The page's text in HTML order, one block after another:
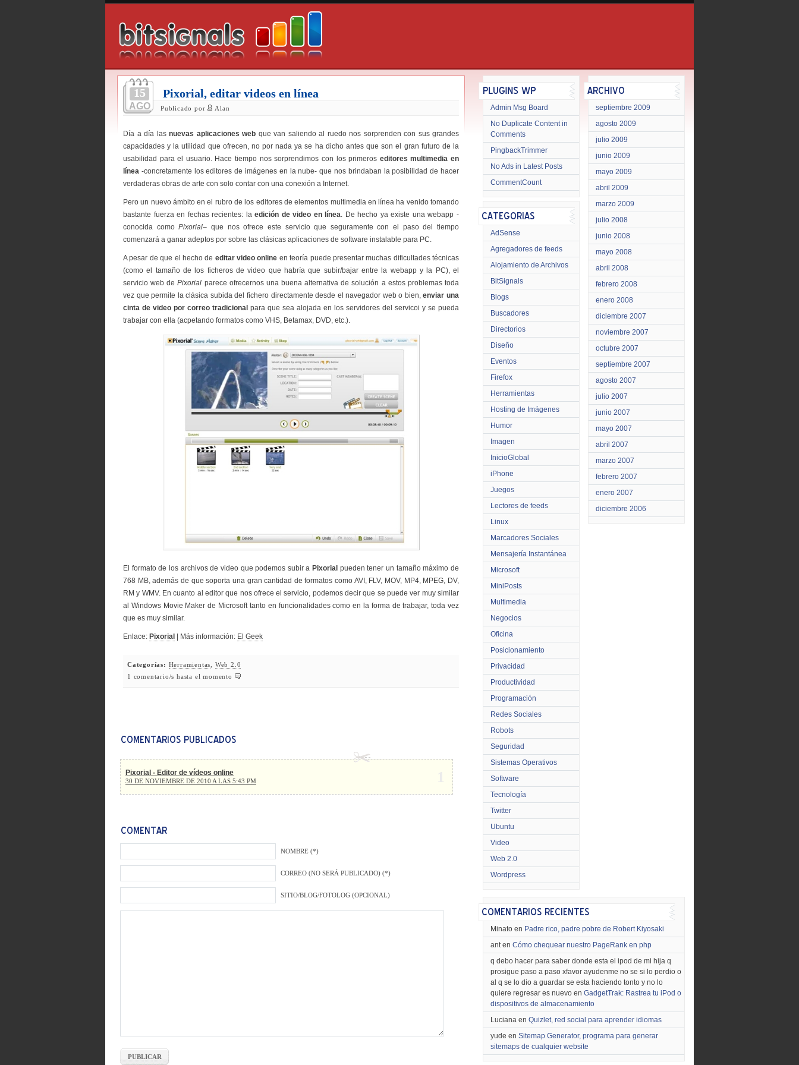
15
AGO
Pixorial, editar videos en línea
Publicado por Alan
Día a día las nuevas aplicaciones web que van saliendo al ruedo nos sorprenden con sus grandes
capacidades y la utilidad que ofrecen, no por nada ya se ha dicho antes que son el gran futuro de la
usabilidad para el usuario. Hace tiempo nos sorprendimos con los primeros editores multimedia en
línea -concretamente los editores de imágenes en la nube- que nos brindaban la posibilidad de hacer
verdaderas obras de arte con solo contar con una conexión a Internet.
Pero un nuevo ámbito en el rubro de los editores de elementos multimedia en línea ha venido tomando
bastante fuerza en fechas recientes: laedición de video en línea. De hecho ya existe una webapp -
conocida comoPixorial– que nos ofrece este servicio que seguramente con el paso del tiempo
comenzará a ganar adeptos por sobre las clásicas aplicaciones de software instalable para PC.
A pesar de que el hecho de editar video online en teoría puede presentar muchas dificultades técnicas
(como el tamaño de los ficheros de video que habría que subir/bajar entre la webapp y la PC), el
servicio web dePixorial parece ofrecernos una buena alternativa de solución a estos problemas toda
vez que permite la clásica subida del fichero directamente desde el navegador web o bien,enviar una
cinta de video por correo tradicional para que sea alojada en los servidores del servicoi y se pueda
trabajar con ella (acpetando formatos como VHS, Betamax, DVD, etc.).
El formato de los archivos de video que podemos subir a Pixorial pueden tener un tamaño máximo de
768 MB, además de que soporta una gran cantidad de formatos como AVI, FLV, MOV, MP4, MPEG, DV,
RM y WMV. En cuanto al editor que nos ofrece el servicio, podemos decir que se puede ver muy similar
al Windows Movie Maker de Microsoft tanto en funcionalidades como en la forma de trabajar, toda vez
que es muy similar.
Enlace: Pixorial | Más información: El Geek
Categorías: Herramientas
Web 2.0
1 comentario/s hasta el momento
Pixorial - Editor de vídeos online
30 DE NOVIEMBRE DE 2010 A LAS 5:43 PM
NOMBRE (*)
CORREO (NO SERÁ PUBLICADO) (*)
SITIO/BLOG/FOTOLOG (OPCIONAL)
Admin Msg Board
No Duplicate Content in
Comments
PingbackTrimmer
No Ads in Latest Posts
CommentCount
AdSense
Agregadores de feeds
Alojamiento de Archivos
BitSignals
Blogs
Buscadores
Directorios
Diseño
Eventos
Firefox
Herramientas
Hosting de Imágenes
Humor
Imagen
InicioGlobal
iPhone
Juegos
Lectores de feeds
Linux
Marcadores Sociales
Mensajería Instantánea
Microsoft
MiniPosts
Multimedia
Negocios
Oficina
Posicionamiento
Privacidad
Productividad
Programación
Redes Sociales
Robots
Seguridad
Sistemas Operativos
Software
Tecnología
Twitter
Ubuntu
Video
Web 2.0
Wordpress
septiembre 2009
agosto 2009
julio 2009
junio 2009
mayo 2009
abril 2009
marzo 2009
julio 2008
junio 2008
mayo 2008
abril 2008
febrero 2008
enero 2008
diciembre 2007
noviembre 2007
octubre 2007
septiembre 2007
agosto 2007
julio 2007
junio 2007
mayo 2007
abril 2007
marzo 2007
febrero 2007
enero 2007
diciembre 2006
Minato en Padre rico, padre pobre de Robert Kiyosaki
ant en Cómo chequear nuestro PageRank en php
q debo hacer para saber donde esta el ipod de mi hija q
prosigue paso a paso xfavor ayudenme no se si lo perdio o
al q se lo dio a guardar se esta haciendo tonto y no lo
quiere regresar es nuevo en GadgetTrak: Rastrea tu iPod o
dispositivos de almacenamiento
Luciana en Quizlet, red social para aprender idiomas
yude en Sitemap Generator, programa para generar
sitemaps de cualquier website